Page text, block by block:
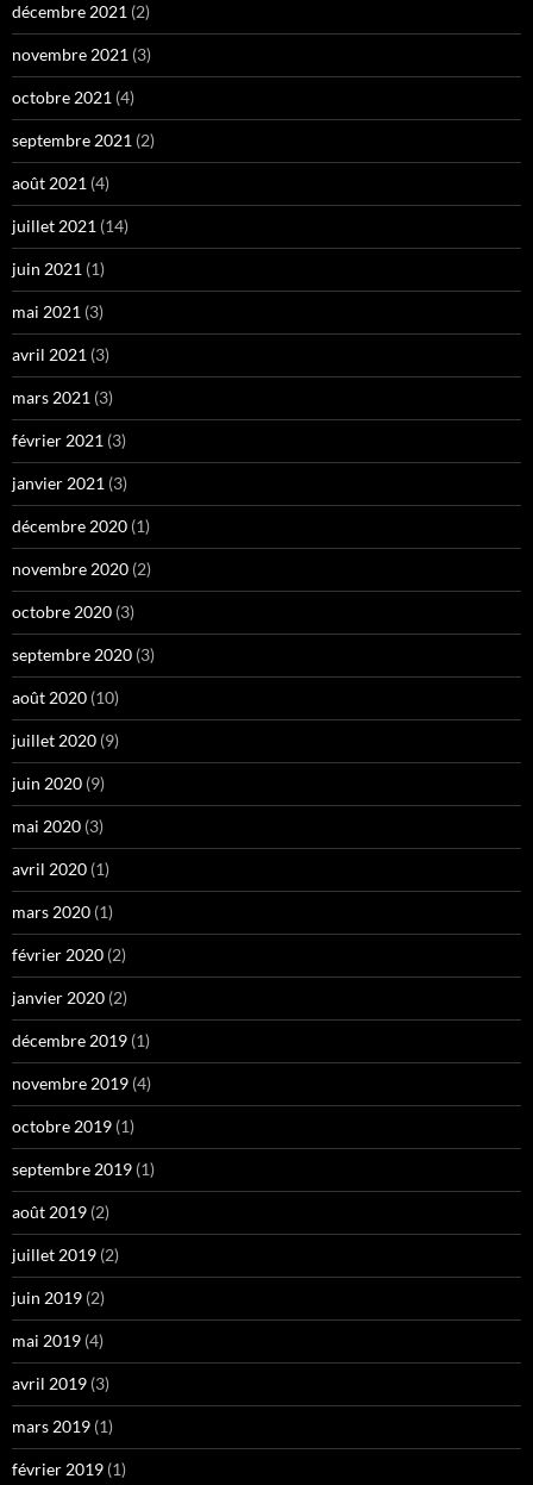
décembre 2021 (2)
novembre 2021 (3)
octobre 2021 (4)
septembre 2021 (2)
août 2021 (4)
juillet 2021 (14)
juin 2021 (1)
mai 2021 (3)
avril 2021 (3)
mars 2021 (3)
février 2021 (3)
janvier 2021 (3)
décembre 2020 (1)
novembre 2020 (2)
octobre 2020 (3)
septembre 2020 (3)
août 2020 (10)
juillet 2020 (9)
juin 2020 (9)
mai 2020 (3)
avril 2020 (1)
mars 2020 (1)
février 2020 (2)
janvier 2020 (2)
décembre 2019 (1)
novembre 2019 (4)
octobre 2019 (1)
septembre 2019 (1)
août 2019 (2)
juillet 2019 (2)
juin 2019 (2)
mai 2019 (4)
avril 2019 (3)
mars 2019 (1)
février 2019 (1)